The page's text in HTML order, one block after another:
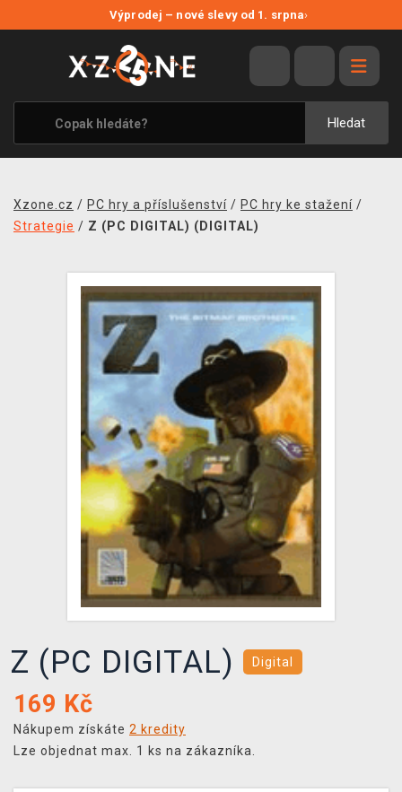
Výprodej – nové slevy od 1. srpna›
Hledat
VÝPRODEJ
VIDEOHRY
XZONE ORIGINALS
TÉMATIKY
MERCHANDISE
DOPRAVA
XZONE KLUB
TCG & BOARDGAME HUB
VÝKUP HER (BAZAR)
Xzone.cz / PC hry a příslušenství / PC hry ke stažení /
Strategie / Z (PC DIGITAL) (DIGITAL)
Z (PC DIGITAL) Digital
169 Kč
Nákupem získáte 2 kredity
Lze objednat max. 1 ks na zákazníka.